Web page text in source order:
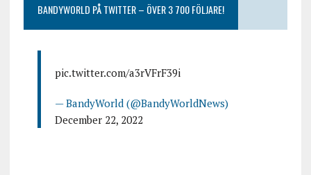
BANDYWORLD PÅ TWITTER – ÖVER 3 700 FÖLJARE!
pic.twitter.com/a3rVFrF39i
— BandyWorld (@BandyWorldNews)
December 22, 2022